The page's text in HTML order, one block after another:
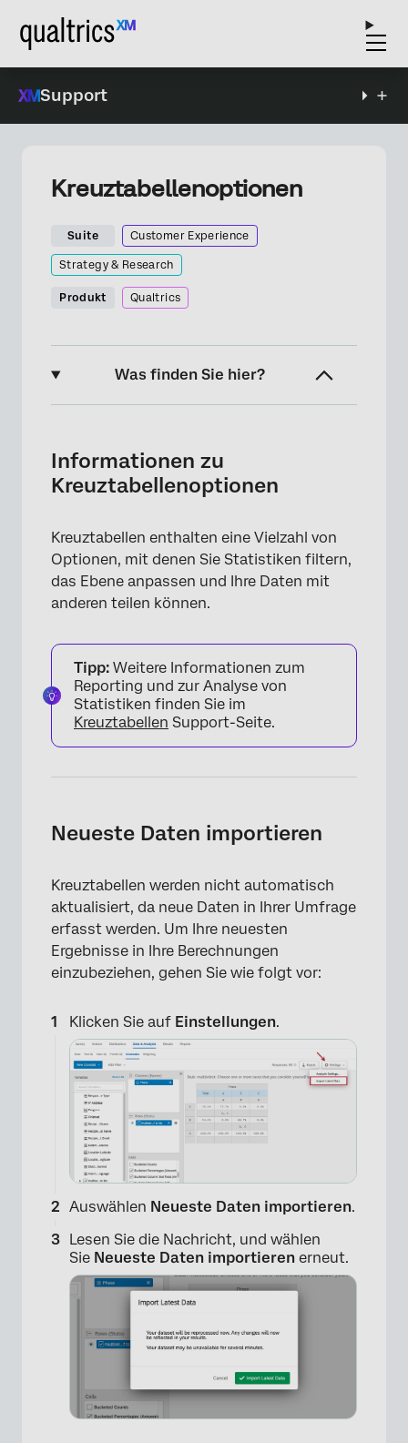
Support
Kreuztabellenoptionen
Suite Customer Experience
Strategy & Research
Produkt Qualtrics
Was finden Sie hier?
Neueste Daten importieren
Konfidenzniveau
Hinzufügen von Filtern
Exportoptionen
Kreuztabellen
Informationen zu
Kreuztabellenoptionen
Kreuztabellen enthalten eine Vielzahl von
Optionen, mit denen Sie Statistiken filtern,
das Ebene anpassen und Ihre Daten mit
anderen teilen können.
Tipp: Weitere Informationen zum
Reporting und zur Analyse von
Statistiken finden Sie im
Kreuztabellen Support-Seite.
Neueste Daten importieren
Kreuztabellen werden nicht automatisch
aktualisiert, da neue Daten in Ihrer Umfrage
erfasst werden. Um Ihre neuesten
Ergebnisse in Ihre Berechnungen
einzubeziehen, gehen Sie wie folgt vor:
Klicken Sie auf Einstellungen.
Auswählen Neueste Daten importieren.
Lesen Sie die Nachricht, und wählen
Sie Neueste Daten importieren erneut.